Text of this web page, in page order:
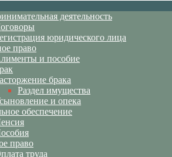
деятельность
юридического лица
право
и пособие
брака
Раздел имущества
и опека
обеспечение
право
труда